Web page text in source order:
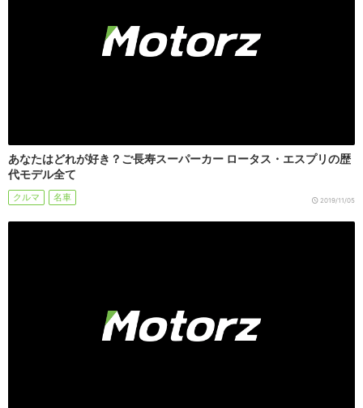
あなたはどれが好き？ご長寿スーパーカー ロータス・エスプリの歴
代モデル全て
クルマ 名車 2019/11/05